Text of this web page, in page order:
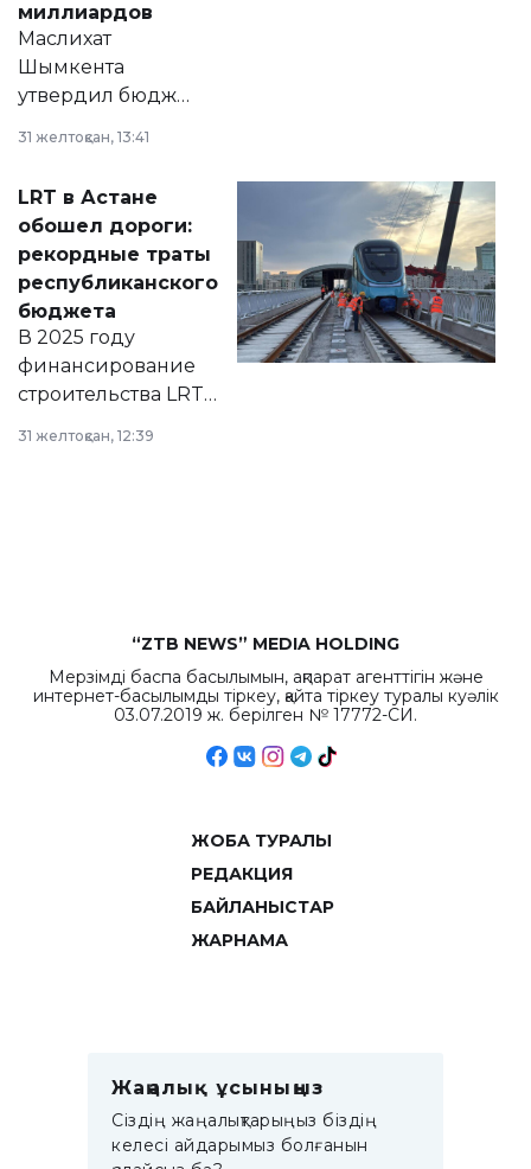
миллиардов
Маслихат
Шымкента
утвердил бюджет
2028 годы.
документ
появился в базе
нормативных
правовых актов и
на сайте маслихат
города.
31 желтоқсан, 13:41
LRT в Астане
обошел дороги:
рекордные траты
республиканского
бюджета
В 2025 году
финансирование
строительства LRT
республиканского
31 желтоқсан, 12:39
“ZTB NEWS” MEDIA HOLDING
Мерзімді баспа басылымын, ақпарат агенттігін және
интернет-басылымды тіркеу, қайта тіркеу туралы куәлік
03.07.2019 ж. берілген № 17772-СИ.
ЖОБА ТУРАЛЫ
РЕДАКЦИЯ
БАЙЛАНЫСТАР
ЖАРНАМА
Жаңалық ұсыныңыз
Сіздің жаңалықтарыңыз біздің
келесі айдарымыз болғанын